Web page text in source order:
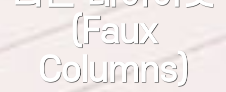
(Faux
Columns)